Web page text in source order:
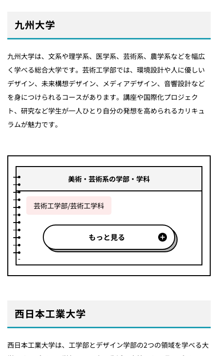
九州大学
九州大学は、文系や理学系、医学系、芸術系、農学系などを幅広
く学べる総合大学です。芸術工学部では、環境設計や人に優しい
デザイン、未来構想デザイン、メディアデザイン、音響設計など
を身につけられるコースがあります。講座や国際化プロジェク
ト、研究など学生が一人ひとり自分の発想を高められるカリキュ
ラムが魅力です。
美術・芸術系の学部・学科
芸術工学部/芸術工学科
もっと見る
西日本工業大学
西日本工業大学は、工学部とデザイン学部の2つの領域を学べる大